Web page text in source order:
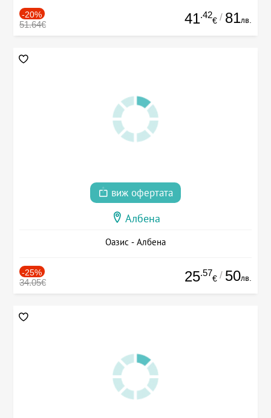
-20%
51.64€ 41.42
€ / 81лв.
виж офертата
Албена
Оазис - Албена
-25%
34.05€ 25.57
€ / 50лв.